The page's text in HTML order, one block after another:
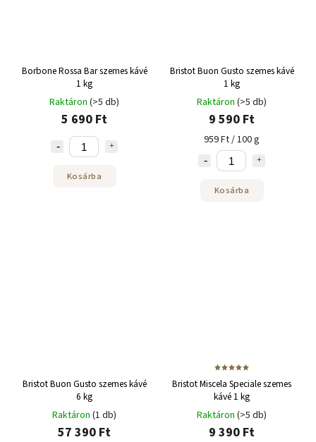
Borbone Rossa Bar szemes kávé
1 kg
Raktáron (>5 db)
5 690 Ft
Kosárba
Bristot Buon Gusto szemes kávé
1 kg
Raktáron (>5 db)
9 590 Ft
959 Ft / 100 g
Kosárba
Bristot Buon Gusto szemes kávé
6 kg
Raktáron (1 db)
57 390 Ft
Bristot Miscela Speciale szemes
kávé 1 kg
Raktáron (>5 db)
9 390 Ft